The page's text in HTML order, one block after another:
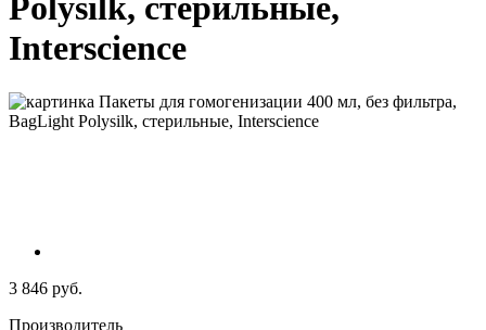
Polysilk, стерильные,
Interscience
3 846 руб.
Производитель